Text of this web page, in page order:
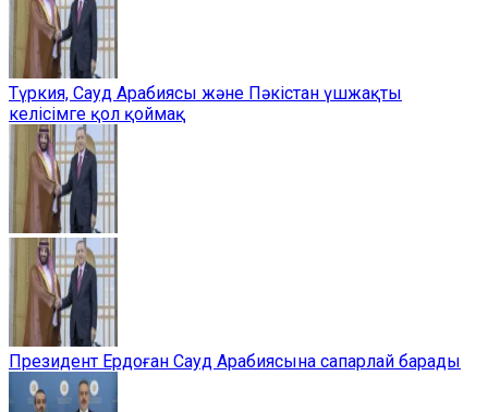
Түркия, Сауд Арабиясы және Пәкістан үшжақты
келісімге қол қоймақ
Президент Ердоған Сауд Арабиясына сапарлай барады